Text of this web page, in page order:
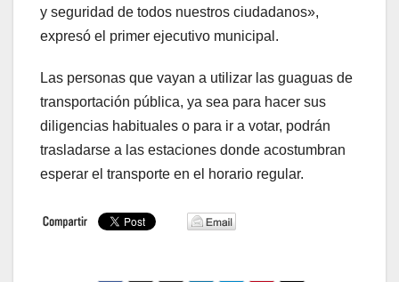
y seguridad de todos nuestros ciudadanos»,
expresó el primer ejecutivo municipal.
Las personas que vayan a utilizar las guaguas de
transportación pública, ya sea para hacer sus
diligencias habituales o para ir a votar, podrán
trasladarse a las estaciones donde acostumbran
esperar el transporte en el horario regular.